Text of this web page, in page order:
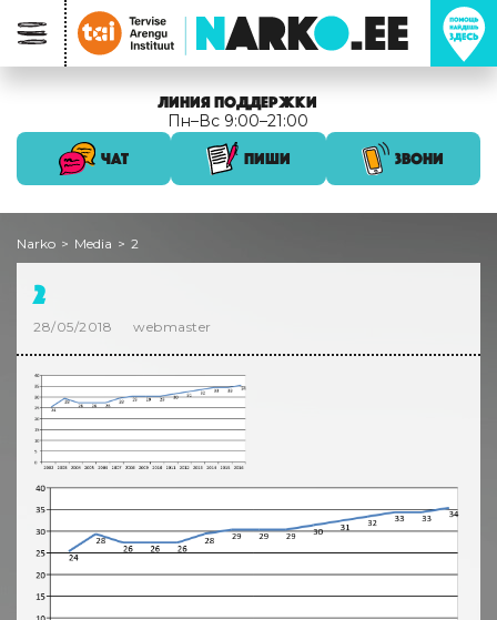
ЛИНИЯ ПОДДЕРЖКИ
Пн–Вс 9:00–21:00
ЧАТ
ПИШИ ЗВОНИ
Narko > Media > 2
2
28/05/2018 webmaster